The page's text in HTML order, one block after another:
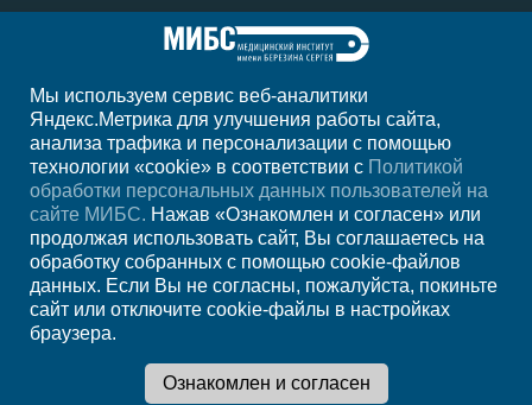
РегионЕреван
Мы в социальных сетях
Мы используем сервис веб-аналитики
Яндекс.Метрика для улучшения работы сайта,
анализа трафика и персонализации с помощью
технологии «cookie» в соответствии с Политикой
обработки персональных данных пользователей на
сайте МИБС. Нажав «Ознакомлен и согласен» или
продолжая использовать сайт, Вы соглашаетесь на
обработку собранных с помощью cookie-файлов
данных. Если Вы не согласны, пожалуйста, покиньте
сайт или отключите cookie-файлы в настройках
браузера.